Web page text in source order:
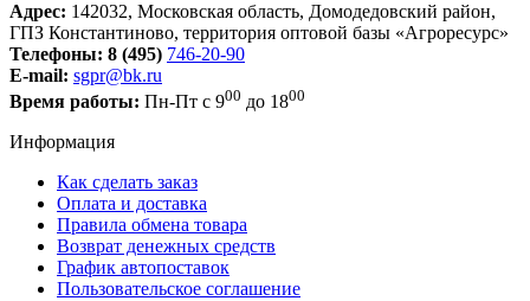
Адрес: 142032, Московская область, Домодедовский район,
ГПЗ Константиново, территория оптовой базы «Агроресурс»
Телефоны: 8 (495) 746-20-90
E-mail: sgpr@bk.ru
Время работы: Пн-Пт с 900 до 1800
Информация
Как сделать заказ
Оплата и доставка
Правила обмена товара
Возврат денежных средств
График автопоставок
Пользовательское соглашение